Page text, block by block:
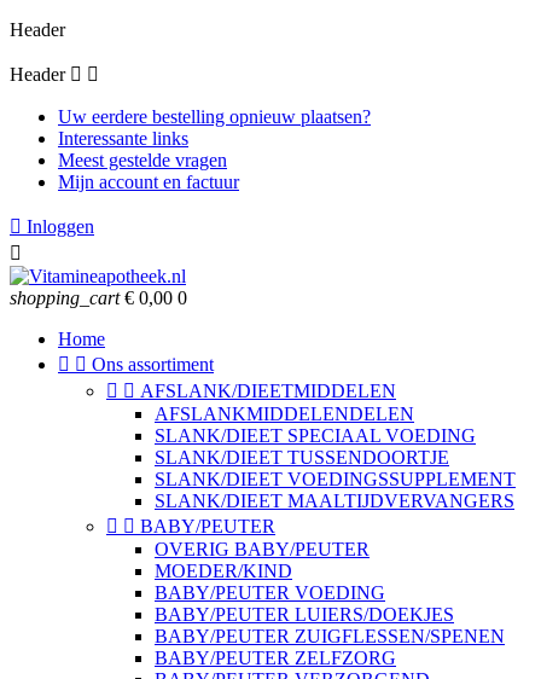
Header
Header  
Uw eerdere bestelling opnieuw plaatsen?
Interessante links
Meest gestelde vragen
Mijn account en factuur
 Inloggen

shopping_cart € 0,00 0
Home
  Ons assortiment
  AFSLANK/DIEETMIDDELEN
AFSLANKMIDDELENDELEN
SLANK/DIEET SPECIAAL VOEDING
SLANK/DIEET TUSSENDOORTJE
SLANK/DIEET VOEDINGSSUPPLEMENT
SLANK/DIEET MAALTIJDVERVANGERS
  BABY/PEUTER
OVERIG BABY/PEUTER
MOEDER/KIND
BABY/PEUTER VOEDING
BABY/PEUTER LUIERS/DOEKJES
BABY/PEUTER ZUIGFLESSEN/SPENEN
BABY/PEUTER ZELFZORG